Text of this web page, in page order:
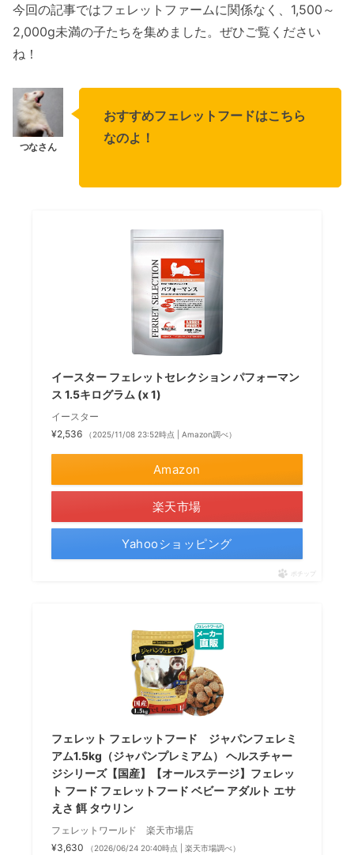
今回の記事ではフェレットファームに関係なく、1,500～
2,000g未満の子たちを集めました。ぜひご覧ください
ね！
おすすめフェレットフードはこちら
なのよ！
イースター フェレットセレクション パフォーマン
ス 1.5キログラム (x 1)
イースター
¥2,536
（2025/11/08 23:52時点 | Amazon調べ）
Amazon
楽天市場
Yahooショッピング
ポチップ
フェレット フェレットフード ジャパンフェレミ
アム1.5kg（ジャパンプレミアム） ヘルスチャー
ジシリーズ【国産】【オールステージ】フェレッ
ト フード フェレットフード ベビー アダルト エサ
えさ 餌 タウリン
フェレットワールド 楽天市場店
¥3,630
（2026/06/24 20:40時点 | 楽天市場調べ）